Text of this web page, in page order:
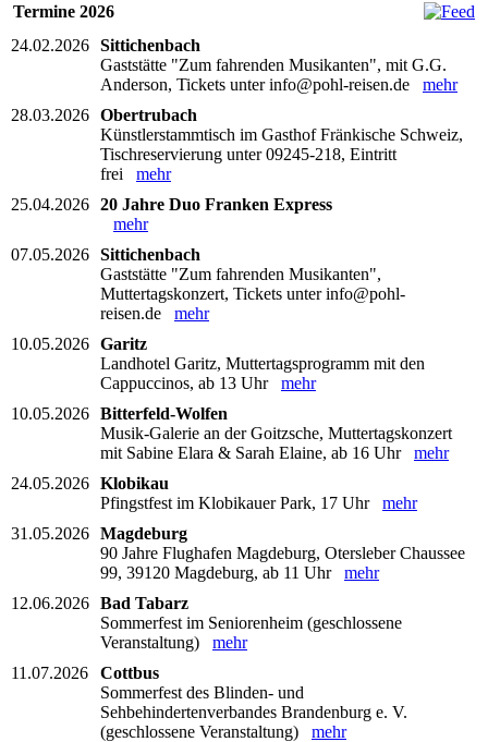
Termine 2026
24.02.2026 Sittichenbach
Gaststätte "Zum fahrenden Musikanten", mit G.G.
Anderson, Tickets unter info@pohl-reisen.de mehr
28.03.2026 Obertrubach
Künstlerstammtisch im Gasthof Fränkische Schweiz,
Tischreservierung unter 09245-218, Eintritt
frei mehr
25.04.2026 20 Jahre Duo Franken Express
mehr
07.05.2026 Sittichenbach
Gaststätte "Zum fahrenden Musikanten",
Muttertagskonzert, Tickets unter info@pohl-
reisen.de mehr
10.05.2026 Garitz
Landhotel Garitz, Muttertagsprogramm mit den
Cappuccinos, ab 13 Uhr mehr
10.05.2026 Bitterfeld-Wolfen
Musik-Galerie an der Goitzsche, Muttertagskonzert
mit Sabine Elara & Sarah Elaine, ab 16 Uhr mehr
24.05.2026 Klobikau
Pfingstfest im Klobikauer Park, 17 Uhr mehr
31.05.2026 Magdeburg
90 Jahre Flughafen Magdeburg, Otersleber Chaussee
99, 39120 Magdeburg, ab 11 Uhr mehr
12.06.2026 Bad Tabarz
Sommerfest im Seniorenheim (geschlossene
Veranstaltung) mehr
11.07.2026
Cottbus
Sommerfest des Blinden- und
Sehbehindertenverbandes Brandenburg e. V.
(geschlossene Veranstaltung) mehr